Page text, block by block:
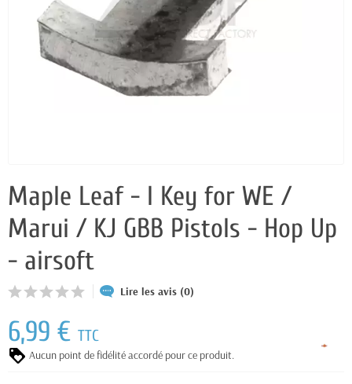
Maple Leaf - I Key for WE /
Marui / KJ GBB Pistols - Hop Up
- airsoft
Lire les avis (0)
6,99 € TTC
Aucun point de fidélité accordé pour ce produit.